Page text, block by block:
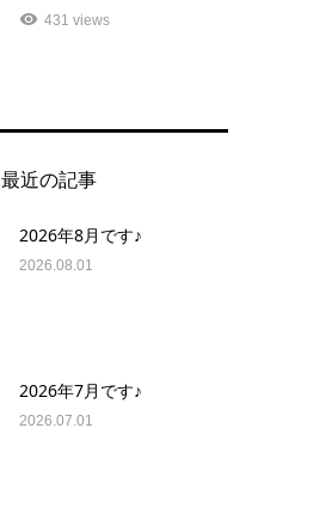
431 views
最近の記事
2026年8月です♪
2026.08.01
2026年7月です♪
2026.07.01